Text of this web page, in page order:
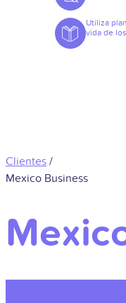
Utiliza
vida de
Clientes /
Mexico Business